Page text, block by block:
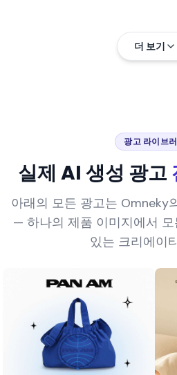
더 보기
광고 라이브
실제 AI 생성 광고
아래의 모든 광고는 Omneky
— 하나의 제품 이미지에서
있는 크리에이